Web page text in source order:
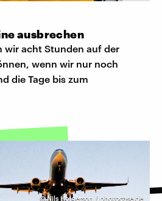
ausbrechen
wir acht Stunden auf der
wenn wir nur noch
die Tage bis zum
©Nils Holgerson / photocase.de